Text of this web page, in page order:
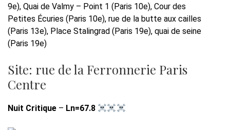
9e), Quai de Valmy – Point 1 (Paris 10e), Cour des
Petites Écuries (Paris 10e), rue de la butte aux cailles
(Paris 13e), Place Stalingrad (Paris 19e), quai de seine
(Paris 19e)
Site: rue de la Ferronnerie Paris
Centre
Nuit Critique – Ln=67.8